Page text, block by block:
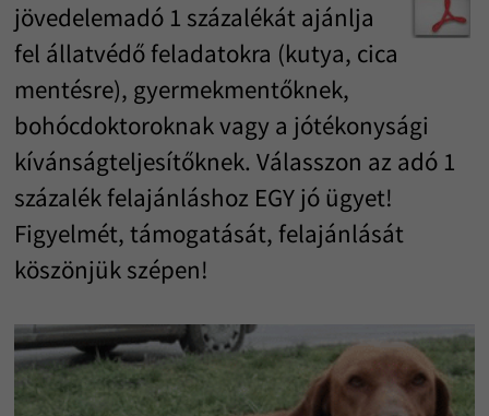
jövedelemadó 1 százalékát ajánlja
fel állatvédő feladatokra (kutya, cica
mentésre), gyermekmentőknek,
bohócdoktoroknak vagy a jótékonysági
kívánságteljesítőknek. Válasszon az adó 1
százalék felajánláshoz EGY jó ügyet!
Figyelmét, támogatását, felajánlását
köszönjük szépen!